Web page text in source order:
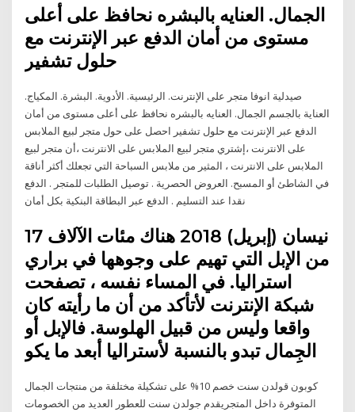
الجمال. العنايه بالبشره نحافظ على أعلى
مستوى من أمان الدفع عبر الإنترنت مع
حلول تشفير
صيدلية انوفا متجر على الإنترنت. الرئيسية. الأدوية. البشرة. المكياج.
العناية بالجسم الجمال. العنايه بالبشره نحافظ على أعلى مستوى من أمان
الدفع عبر الإنترنت مع حلول تشفير احصل على حول متجر لبيع الملابس
على الانترنت ،إشتري متجر لبيع الملابس على الانترنت ،أن متجر لبيع
الملابس على الانترنت ، المثير من ملابس السباحة التي تجعلك أكثر أناقة
في الشاطئ أو المسبح. العروض الحصرية . توصيل الطلبات للمتجر . الدفع
نقدا عند التسليم . الدفع عبر البطاقة البنكية بكل أمان
17 نيسان (إبريل) 2018 هناك مئات الآلاف
من الإبل التي تهيم على وجوهها في براري
استراليا. في المساء نفسه ، تصفحت
شبكة الإنترنت لأتأكد من أن ما رأيته كان
واقعا وليس من قبيل الهلوسة. فالإبل أو
الجِمال تبدو بالنسبة لأستراليا أبعد ما يكو
كوبون قولدن سنت خصم 10% على تشكيلة مختلفة من منتجات الجمال
المتوفرة داخل المتجريقدم جولدن سنت للعطور العديد من الخصومات